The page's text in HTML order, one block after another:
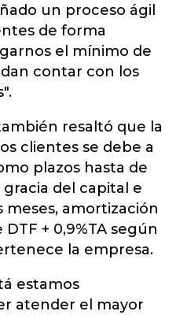
un proceso ágil
de forma
el mínimo de
contar con los
resaltó que la
clientes se debe a
plazos hasta de
del capital e
meses, amortización
+ 0,9%TA según
la empresa.
estamos
atender el mayor